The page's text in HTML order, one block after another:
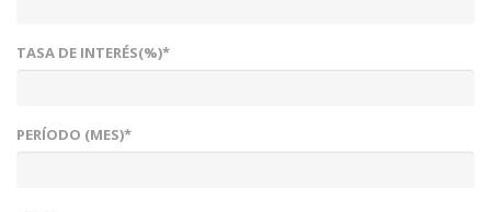
TASA DE INTERÉS(%)*
PERÍODO (MES)*